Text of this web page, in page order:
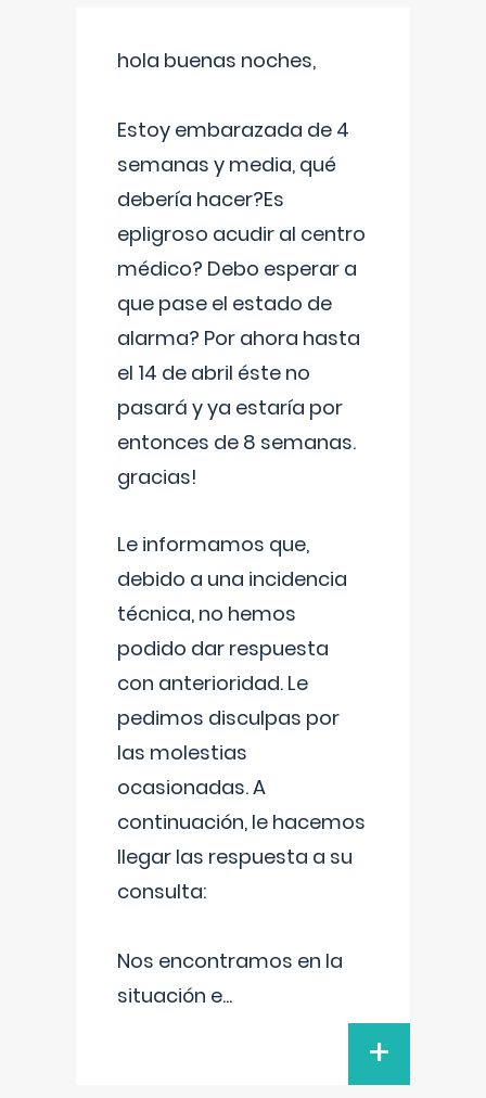
hola buenas noches,
Estoy embarazada de 4
semanas y media, qué
debería hacer?Es
epligroso acudir al centro
médico? Debo esperar a
que pase el estado de
alarma? Por ahora hasta
el 14 de abril éste no
pasará y ya estaría por
entonces de 8 semanas.
gracias!
Le informamos que,
debido a una incidencia
técnica, no hemos
podido dar respuesta
con anterioridad. Le
pedimos disculpas por
las molestias
ocasionadas. A
continuación, le hacemos
llegar las respuesta a su
consulta:
Nos encontramos en la
situación e...
+